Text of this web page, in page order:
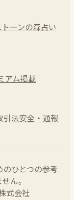
ーンの森占い
アム掲載
引法安全・通報
ひとつの参考
ん。
式会社